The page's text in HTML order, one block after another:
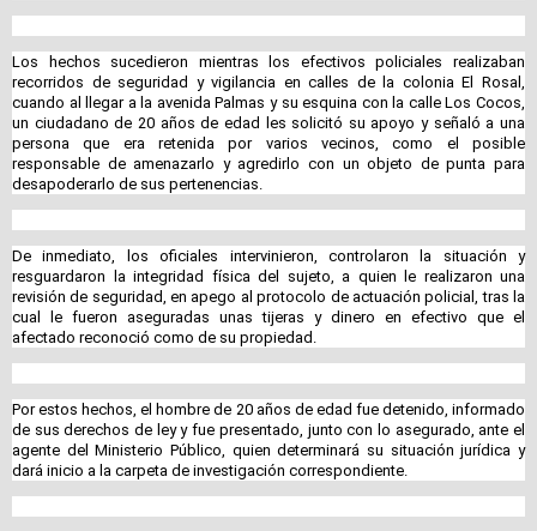
Los hechos sucedieron mientras los efectivos policiales realizaban
recorridos de seguridad y vigilancia en calles de la colonia El Rosal,
cuando al llegar a la avenida Palmas y su esquina con la calle Los Cocos,
un ciudadano de 20 años de edad les solicitó su apoyo y señaló a una
persona que era retenida por varios vecinos, como el posible
responsable de amenazarlo y agredirlo con un objeto de punta para
desapoderarlo de sus pertenencias.
De inmediato, los oficiales intervinieron, controlaron la situación y
resguardaron la integridad física del sujeto, a quien le realizaron una
revisión de seguridad, en apego al protocolo de actuación policial, tras la
cual le fueron aseguradas unas tijeras y dinero en efectivo que el
afectado reconoció como de su propiedad.
Por estos hechos, el hombre de 20 años de edad fue detenido, informado
de sus derechos de ley y fue presentado, junto con lo asegurado, ante el
agente del Ministerio Público, quien determinará su situación jurídica y
dará inicio a la carpeta de investigación correspondiente.